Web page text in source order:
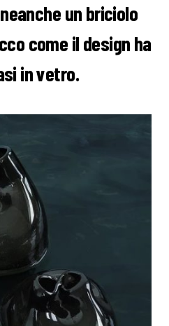
un briciolo
come il design ha
in vetro.